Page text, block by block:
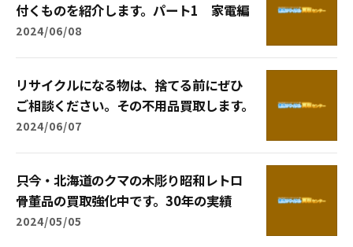
付くものを紹介します。パート1 家電編
2024/06/08
リサイクルになる物は、捨てる前にぜひ
ご相談ください。その不用品買取します。
2024/06/07
只今・北海道のクマの木彫り昭和レトロ
骨董品の買取強化中です。30年の実績
2024/05/05